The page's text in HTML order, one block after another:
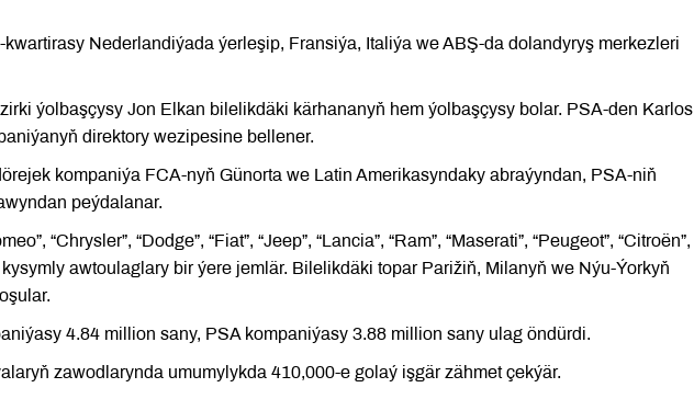
Nederlandiýada ýerleşip, Fransiýa, Italiýa we ABŞ-da dolandyryş merkezleri
ýolbaşçysy Jon Elkan bilelikdäki kärhananyň hem ýolbaşçysy bolar. PSA-den Karlos
direktory wezipesine bellener.
kompaniýa FCA-nyň Günorta we Latin Amerikasyndaky abraýyndan, PSA-niň
peýdalanar.
“Chrysler”, “Dodge”, “Fiat”, “Jeep”, “Lancia”, “Ram”, “Maserati”, “Peugeot”, “Citroën”,
kysymly awtoulaglary bir ýere jemlär. Bilelikdäki topar Parižiň, Milanyň we Nýu-Ýorkyň
4.84 million sany, PSA kompaniýasy 3.88 million sany ulag öndürdi.
zawodlarynda umumylykda 410,000-e golaý işgär zähmet çekýär.